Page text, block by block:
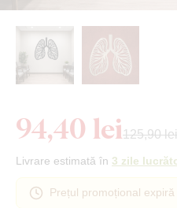
94,40 lei125,90 lei
Livrare estimată în 3 zile
Prețul promoțional expiră